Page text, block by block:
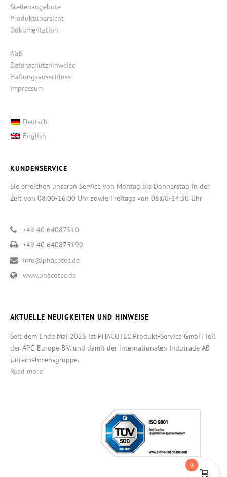
Stellenangebote
Produktübersicht
Dokumentation
AGB
Datenschutzhinweise
Haftungsausschluss
Impressum
Deutsch
English
KUNDENSERVICE
Sie erreichen unseren Service von Montag bis Donnerstag in der
Zeit von 08:00-16:00 Uhr sowie Freitags von 08:00-14:30 Uhr
+49 40 64087510
+49 40 640875199
info@phacotec.de
www.phacotec.de
AKTUELLE NEUIGKEITEN UND HINWEISE
Seit dem Ende Mai 2026 ist PHACOTEC Produkt-Service GmbH Teil
der APG Europe B.V. und damit der internationalen Indutrade AB
Unternehmensgruppe.
Read more
0